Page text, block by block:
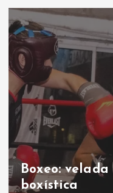
Boxeo: velada
boxística